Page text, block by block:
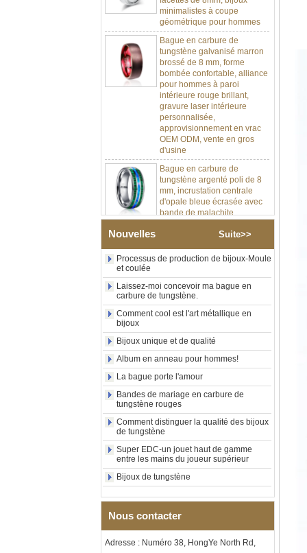
géométrique pour hommes
Bague en carbure de
tungstène galvanisé marron
brossé de 8 mm, forme
bombée confortable, alliance
pour hommes à paroi
intérieure rouge brillant,
gravure laser intérieure
personnalisée,
approvisionnement en vrac
OEM ODM, vente en gros
d'usine
Bague en carbure de
tungstène argenté poli de 8
mm, incrustation centrale
d'opale bleue écrasée avec
bande de malachite
synthétique, alliance pour
hommes, gravure laser
intérieure personnalisée,
OEM ODM, vente en gros
d'usin
Bague en carbure de
tungstène avec chevalière
carrée polie noire,
incrustation en bois avec
d'ormeau, bague de
déclaration religieuse pour
hommes, gravure intérieure
personnalisée,
approvisionnement en vrac
OEM ODM, vente en
Bague en carbure de
tungstène plaqué or rose de
8 mm, corde de guitare rouge
et incrustation d'opale
écrasée, alliance pour
hommes sur le thème de la
musique, gravure laser
intérieure personnalisée,
approvisionnement en vrac
OEM ODM, vente en gros d'
Bracelet à maillons I en acier
inoxydable 304 en
Nouvelles Suite>>
Processus de production de bijoux-Moule
et coulée
Laissez-moi concevoir ma bague en
carbure de tungstène.
Comment cool est l'art métallique en
bijoux
Bijoux unique et de qualité
Album en anneau pour hommes!
La bague porte l'amour
Bandes de mariage en carbure de
tungstène rouges
Comment distinguer la qualité des bijoux
de tungstène
Super EDC-un jouet haut de gamme
entre les mains du joueur supérieur
Bijoux de tungstène
Nous contacter
Adresse : Numéro 38, HongYe North Rd,